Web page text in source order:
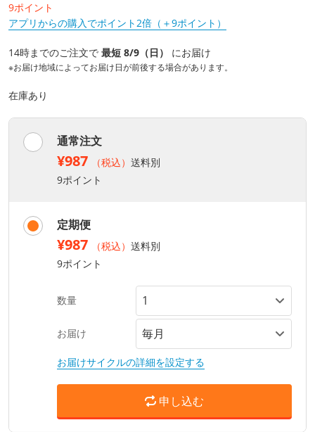
9ポイント
アプリからの購入でポイント2倍（＋9ポイント）
14時までのご注文で 最短 8/9（日） にお届け
※お届け地域によってお届け日が前後する場合があります。
在庫あり
通常注文
¥987 （税込） 送料別
9ポイント
定期便
¥987 （税込） 送料別
9ポイント
数量
お届け
お届けサイクルの詳細を設定する
申し込む